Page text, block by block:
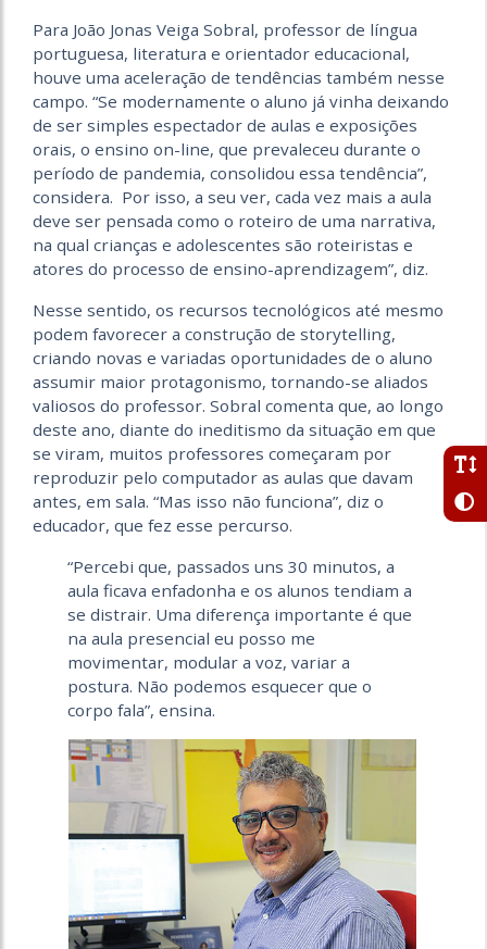
Para João Jonas Veiga Sobral, professor de língua
portuguesa, literatura e orientador educacional,
houve uma aceleração de tendências também nesse
campo. “Se modernamente o aluno já vinha deixando
de ser simples espectador de aulas e exposições
orais, o ensino on-line, que prevaleceu durante o
período de pandemia, consolidou essa tendência”,
considera. Por isso, a seu ver, cada vez mais a aula
deve ser pensada como o roteiro de uma narrativa,
na qual crianças e adolescentes são roteiristas e
atores do processo de ensino-aprendizagem”, diz.
Nesse sentido, os recursos tecnológicos até mesmo
podem favorecer a construção de storytelling,
criando novas e variadas oportunidades de o aluno
assumir maior protagonismo, tornando-se aliados
valiosos do professor. Sobral comenta que, ao longo
deste ano, diante do ineditismo da situação em que
se viram, muitos professores começaram por
reproduzir pelo computador as aulas que davam
antes, em sala. “Mas isso não funciona”, diz o
educador, que fez esse percurso.
“Percebi que, passados uns 30 minutos, a
aula ficava enfadonha e os alunos tendiam a
se distrair. Uma diferença importante é que
na aula presencial eu posso me
movimentar, modular a voz, variar a
postura. Não podemos esquecer que o
corpo fala”, ensina.